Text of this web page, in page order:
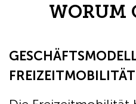
WORUM
FREIZEITMOBILITÄT